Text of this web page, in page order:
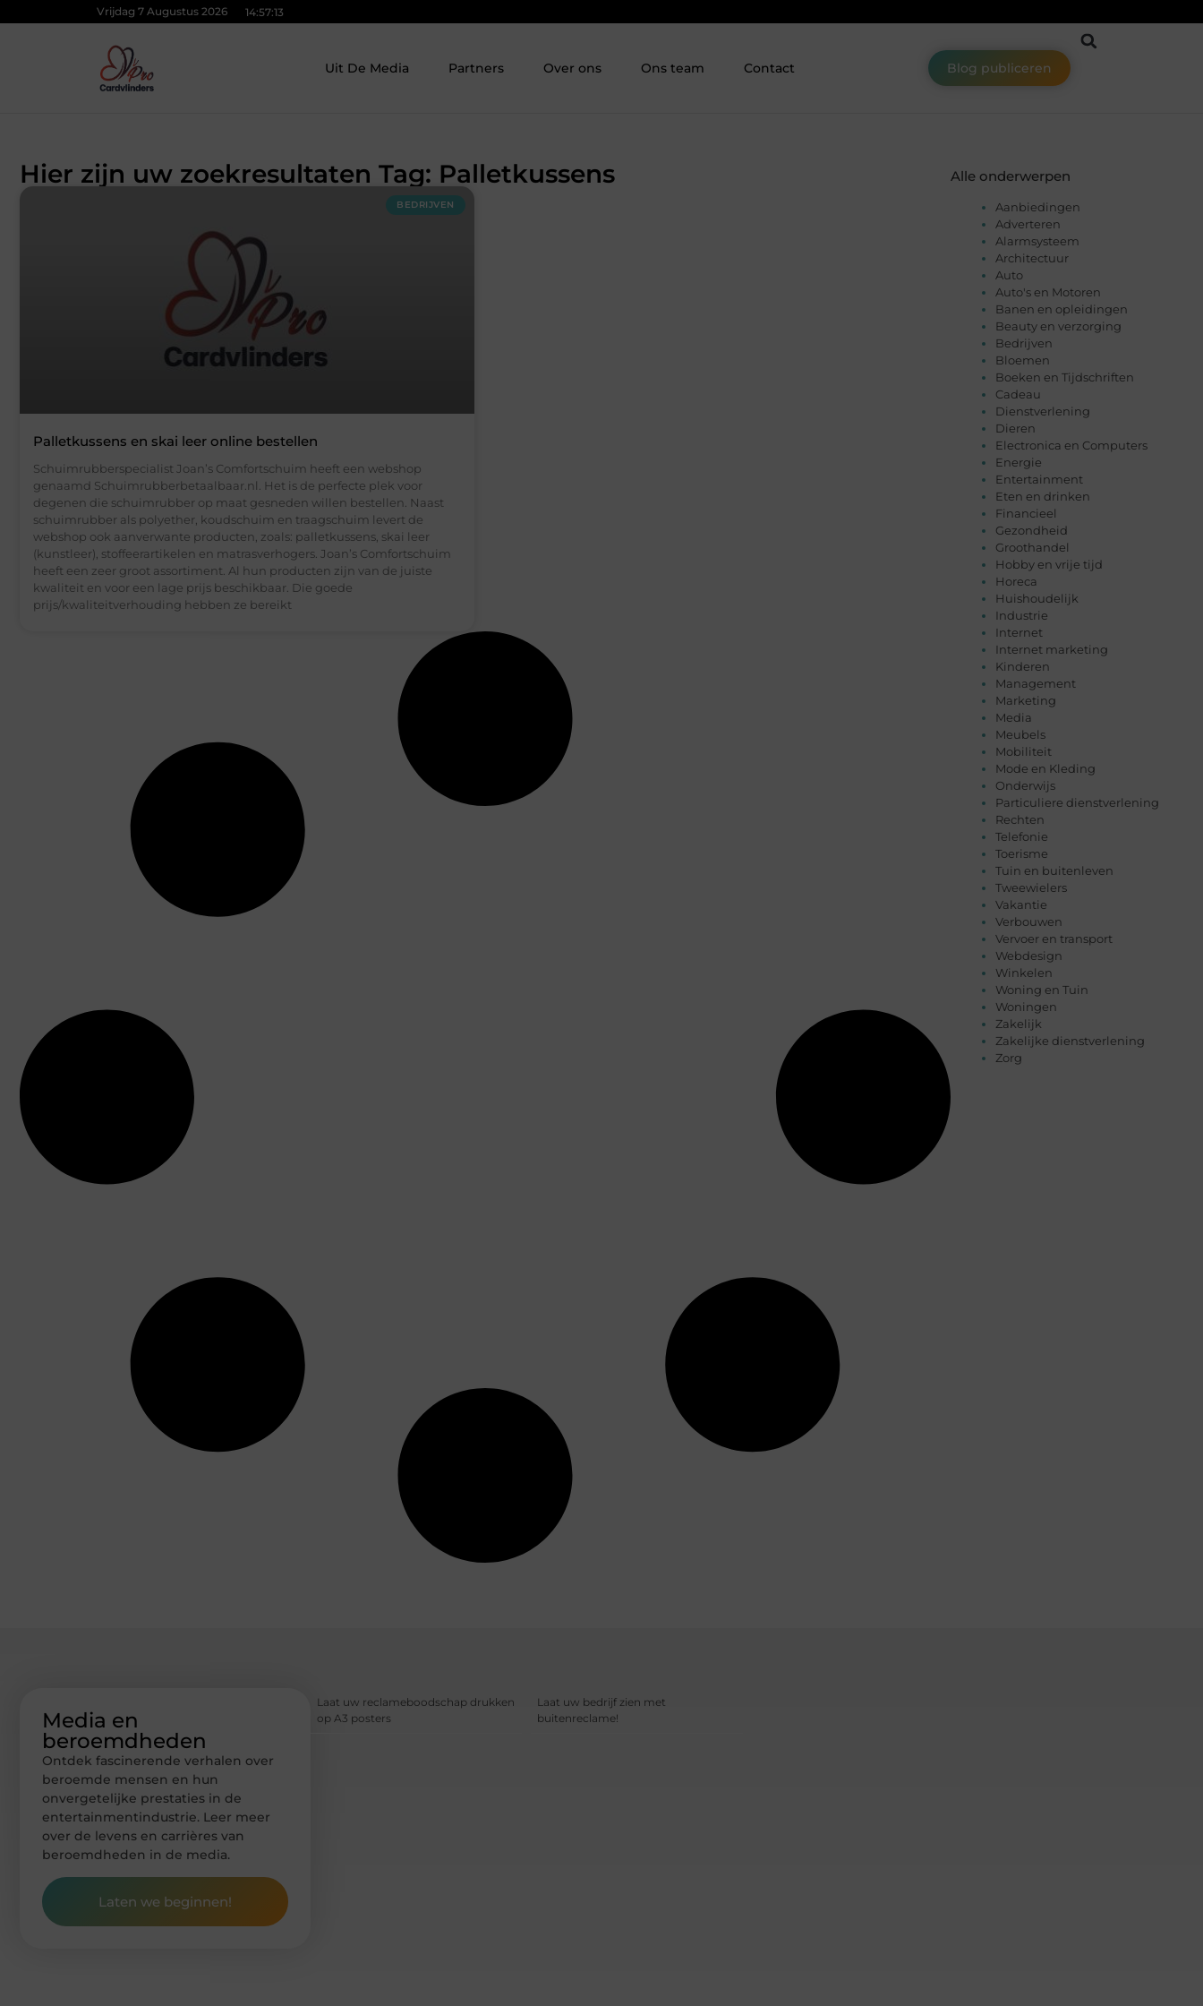
Vrijdag 7 Augustus 2026 14:57:14
Uit De Media Partners Over ons Ons team Contact Blog publiceren
Hier zijn uw zoekresultaten Tag: Palletkussens
BEDRIJVEN
Palletkussens en skai leer online bestellen
Schuimrubberspecialist Joan’s Comfortschuim heeft een webshop
genaamd Schuimrubberbetaalbaar.nl. Het is de perfecte plek voor
degenen die schuimrubber op maat gesneden willen bestellen. Naast
schuimrubber als polyether, koudschuim en traagschuim levert de
webshop ook aanverwante producten, zoals: palletkussens, skai leer
(kunstleer), stoffeerartikelen en matrasverhogers. Joan’s Comfortschuim
heeft een zeer groot assortiment. Al hun producten zijn van de juiste
kwaliteit en voor een lage prijs beschikbaar. Die goede
prijs/kwaliteitverhouding hebben ze bereikt
Alle onderwerpen
Aanbiedingen
Adverteren
Alarmsysteem
Architectuur
Auto
Auto's en Motoren
Banen en opleidingen
Beauty en verzorging
Bedrijven
Bloemen
Boeken en Tijdschriften
Cadeau
Dienstverlening
Dieren
Electronica en Computers
Energie
Entertainment
Eten en drinken
Financieel
Gezondheid
Groothandel
Hobby en vrije tijd
Horeca
Huishoudelijk
Industrie
Internet
Internet marketing
Kinderen
Management
Marketing
Media
Meubels
Mobiliteit
Mode en Kleding
Onderwijs
Particuliere dienstverlening
Rechten
Telefonie
Toerisme
Tuin en buitenleven
Tweewielers
Vakantie
Verbouwen
Vervoer en transport
Webdesign
Winkelen
Woning en Tuin
Woningen
Zakelijk
Zakelijke dienstverlening
Zorg
Media en
beroemdheden
Ontdek fascinerende verhalen over
beroemde mensen en hun
onvergetelijke prestaties in de
entertainmentindustrie. Leer meer
over de levens en carrières van
beroemdheden in de media.
Laten we beginnen!
Laat uw reclameboodschap drukken
op A3 posters
Laat uw bedrijf zien met
buitenreclame!